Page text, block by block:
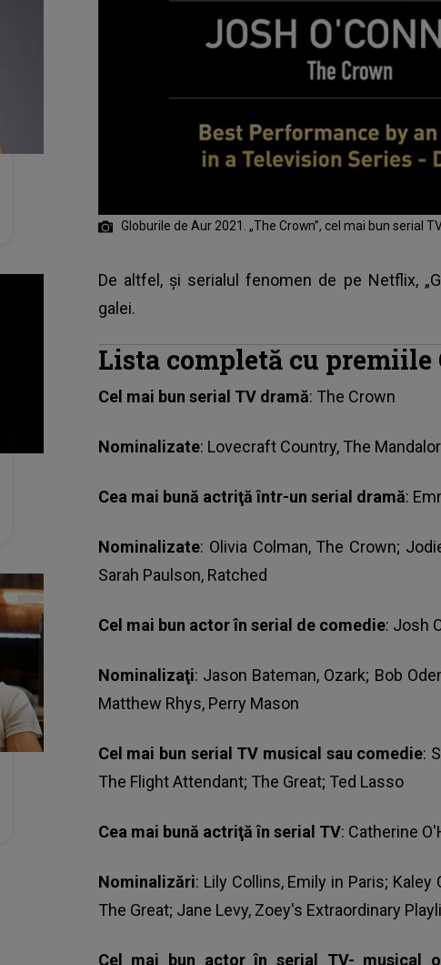
Globurile de Aur 2021. „The Crown”, cel mai bun serial
De altfel, și serialul fenomen de pe Netflix,
galei.
Lista completă cu premiile
Cel mai bun serial TV dramă: The Crown
Nominalizate: Lovecraft Country, The
Cea mai bună actriţă într-un serial dramă:
Nominalizate: Olivia Colman, The Crown;
Sarah Paulson, Ratched
Cel mai bun actor în serial de comedie: Josh
Nominalizaţi: Jason Bateman, Ozark; Bob
Matthew Rhys, Perry Mason
Cel mai bun serial TV musical sau comedie:
The Flight Attendant; The Great; Ted Lasso
Cea mai bună actriţă în serial TV: Catherine
Nominalizări: Lily Collins, Emily in Paris;
The Great; Jane Levy, Zoey's Extraordinary
Cel mai bun actor în serial TV- musical